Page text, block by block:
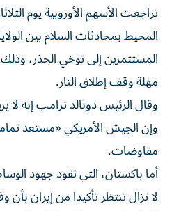
تراجعت الأسهم الأوروبية يوم
المحيط بمحادثات السلام بين
المستثمرين إلى توخي الحذر،
‌مهلة وقف إطلاق النار.
وقال الرئيس دونالد ترامب إنه لا
وإن الجيش الأمريكي «مستعد
‌مفاوضات.
أما باكستان، التي تقود ‌جهود
لا تزال تنتظر تأكيدا من إيران